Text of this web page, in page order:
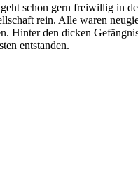
schon gern freiwillig in
rein. Alle waren
Hinter den dicken
entstanden.